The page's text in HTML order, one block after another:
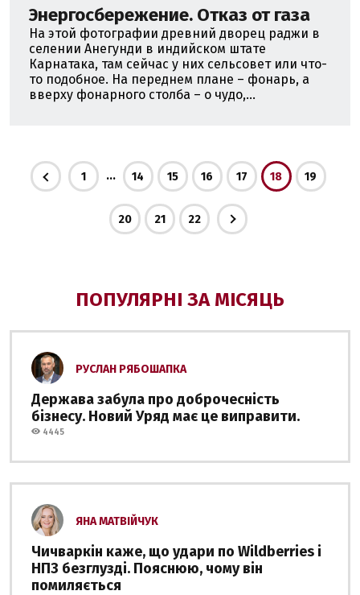
Энергосбережение. Отказ от газа
На этой фотографии древний дворец раджи в
селении Анегунди в индийском штате
Карнатака, там сейчас у них сельсовет или что-
то подобное. На переднем плане – фонарь, а
вверху фонарного столба – о чудо,...
1 ... 14 15 16 17 18 19
20 21 22
ПОПУЛЯРНІ ЗА МІСЯЦЬ
РУСЛАН РЯБОШАПКА
Держава забула про доброчесність
бізнесу. Новий Уряд має це виправити.
4445
ЯНА МАТВІЙЧУК
Чичваркін каже, що удари по Wildberries і
НПЗ безглузді. Пояснюю, чому він
помиляється